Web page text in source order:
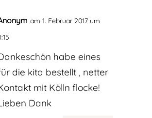
am 1. Februar 2017 um
habe eines
die kita bestellt , netter
mit Kölln flocke!
Dank